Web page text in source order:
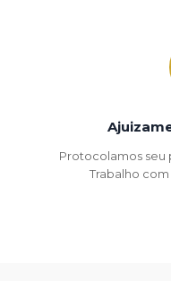
Protocolamos seu
Trabalho